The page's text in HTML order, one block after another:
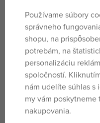
momenty z filmu Vaiana
Parametre
Pohlavie
Farba
Licencia
Používame súbory
správneho
shopu, na
potrebám, na
personalizáciu
spoločností.
nám udelíte súhlas s
my vám
nakupovania.